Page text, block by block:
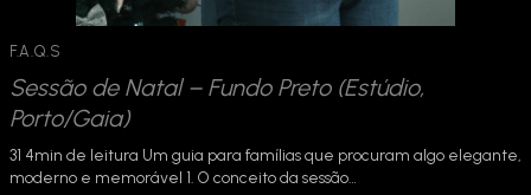
F.A.Q.S
Sessão de Natal – Fundo Preto (Estúdio,
Porto/Gaia)
31 4min de leitura Um guia para famílias que procuram algo elegante,
moderno e memorável 1. O conceito da sessão…